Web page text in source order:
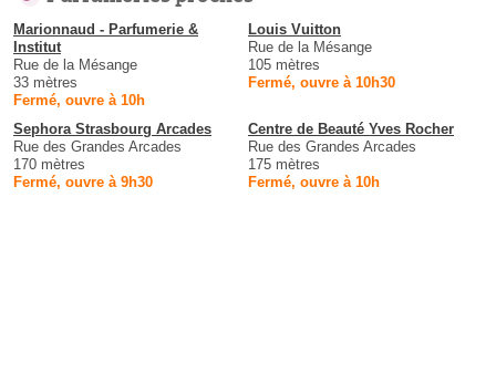
Marionnaud - Parfumerie &
Institut
Rue de la Mésange
33 mètres
Fermé, ouvre à 10h
Louis Vuitton
Rue de la Mésange
105 mètres
Fermé, ouvre à 10h30
Sephora Strasbourg Arcades
Rue des Grandes Arcades
170 mètres
Fermé, ouvre à 9h30
Centre de Beauté Yves Rocher
Rue des Grandes Arcades
175 mètres
Fermé, ouvre à 10h